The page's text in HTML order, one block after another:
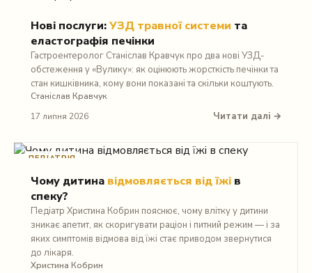
Нові послуги:УЗД травної системи та
еластографія печінки
Гастроентеролог Станіслав Кравчук про два нові УЗД-
обстеження у «Вулику»: як оцінюють жорсткість печінки та
стан кишківника, кому вони показані та скільки коштують.
Станіслав Кравчук
17 липня 2026
Читати далі →
ПЕДІАТРІЯ
Чому дитина відмовляється від їжі в
спеку?
Педіатр Христина Кобрин пояснює, чому влітку у дитини
зникає апетит, як скоригувати раціон і питний режим — і за
яких симптомів відмова від їжі стає приводом звернутися
до лікаря.
Христина Кобрин